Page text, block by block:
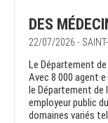
DES
22/07/2026 -
Le Département
Avec 8 000
le Département de
employeur public
domaines variés